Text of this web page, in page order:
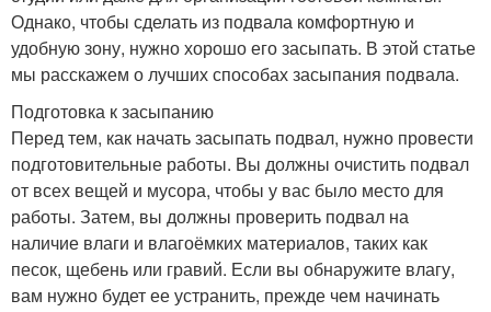
Однако, чтобы сделать из подвала комфортную и
удобную зону, нужно хорошо его засыпать. В этой статье
мы расскажем о лучших способах засыпания подвала.
Подготовка к засыпанию
Перед тем, как начать засыпать подвал, нужно провести
подготовительные работы. Вы должны очистить подвал
от всех вещей и мусора, чтобы у вас было место для
работы. Затем, вы должны проверить подвал на
наличие влаги и влагоёмких материалов, таких как
песок, щебень или гравий. Если вы обнаружите влагу,
вам нужно будет ее устранить, прежде чем начинать